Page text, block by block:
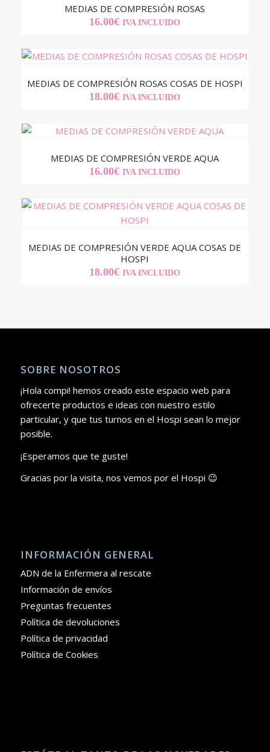
MEDIAS DE COMPRESIÓN ROSAS
16.00€ IVA INCLUIDO
MEDIAS DE COMPRESIÓN ROSAS COSAS DE HOSPI
18.00€ IVA INCLUIDO
MEDIAS DE COMPRESIÓN VERDE AQUA
16.00€ IVA INCLUIDO
MEDIAS DE COMPRESIÓN VERDE AQUA COSAS DE
HOSPI
18.00€ IVA INCLUIDO
SOBRE NOSOTROS
¡Hola compi! hemos creado este espacio web para
ofrecerte productos e ideas con nuestro estilo
particular, y que tus turnos en el Hospi sean lo mejor
posible.
¡Esperamos que te guste!
Gracias por la visita, nos vemos por el Hospi 😉
INFORMACIÓN GENERAL
ADN de la Enfermera al rescate
Información de envíos
Preguntas frecuentes
Política de devoluciones
Política de privacidad
Política de Cookies